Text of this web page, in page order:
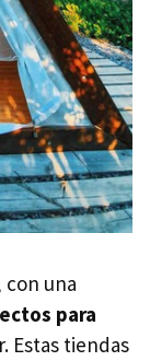
una
para
Estas tiendas